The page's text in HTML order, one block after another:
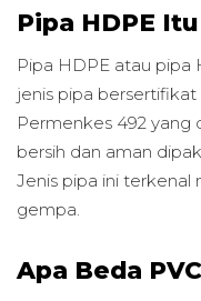
Pipa HDPE
Pipa HDPE atau pipa
jenis pipa
Permenkes 492 yang
bersih dan aman
Jenis pipa ini
gempa.
Apa Beda